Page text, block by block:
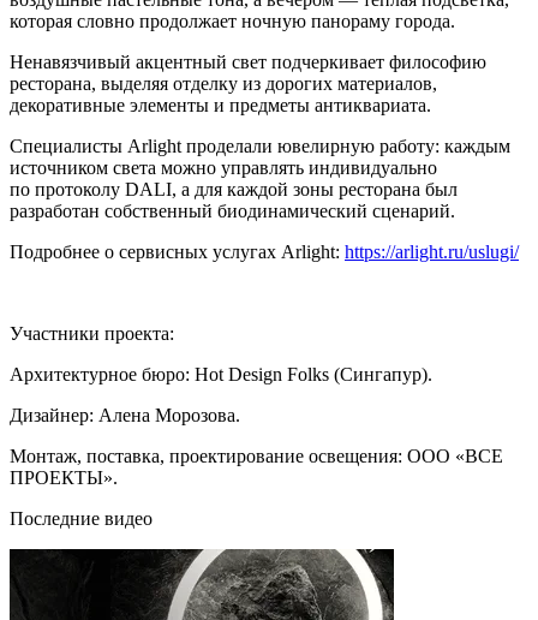
которая словно продолжает ночную панораму города.
Ненавязчивый акцентный свет подчеркивает философию
ресторана, выделяя отделку из дорогих материалов,
декоративные элементы и предметы антиквариата.
Специалисты Arlight проделали ювелирную работу: каждым
источником света можно управлять индивидуально
по протоколу DALI, а для каждой зоны ресторана был
разработан собственный биодинамический сценарий.
Подробнее о сервисных услугах Arlight: https://arlight.ru/uslugi/
Участники проекта:
Архитектурное бюро: Hot Design Folks (Сингапур).
Дизайнер: Алена Морозова.
Монтаж, поставка, проектирование освещения: ООО «ВСЕ
ПРОЕКТЫ».
Последние видео